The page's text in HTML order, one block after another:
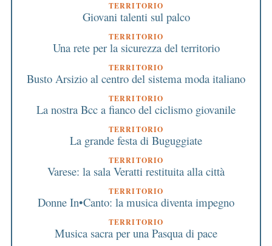
TERRITORIO
Giovani talenti sul palco
TERRITORIO
Una rete per la sicurezza del territorio
TERRITORIO
Busto Arsizio al centro del sistema moda italiano
TERRITORIO
La nostra Bcc a fianco del ciclismo giovanile
TERRITORIO
La grande festa di Buguggiate
TERRITORIO
Varese: la sala Veratti restituita alla città
TERRITORIO
Donne In•Canto: la musica diventa impegno
TERRITORIO
Musica sacra per una Pasqua di pace